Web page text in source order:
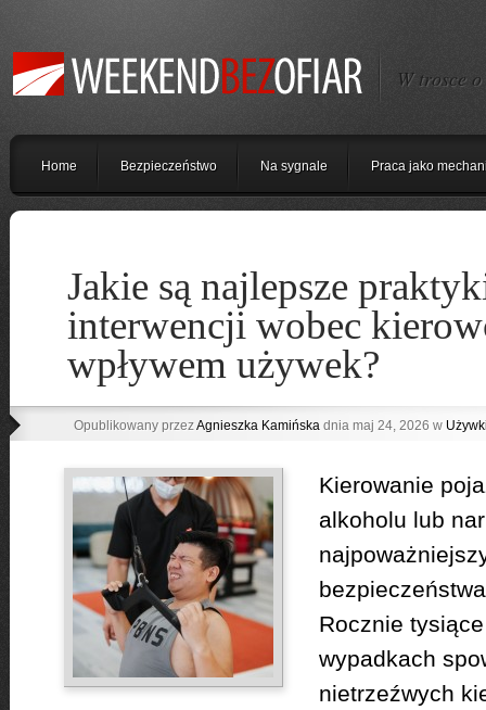
W trosce
Home Bezpieczeństwo Na sygnale Praca jako
Jakie są najlepsze
interwencji wobec
wpływem używek?
Opublikowany przezAgnieszka Kamińskadnia maj 24, 2026 w
Kierowanie
alkoholu lub
Rocznie
wypadkach
nietrzeźwych